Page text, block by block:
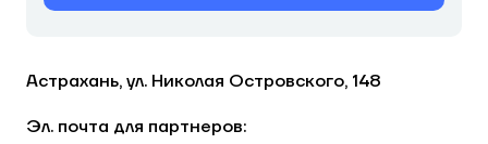
Астрахань, ул. Николая Островского, 148
Эл. почта для партнеров: